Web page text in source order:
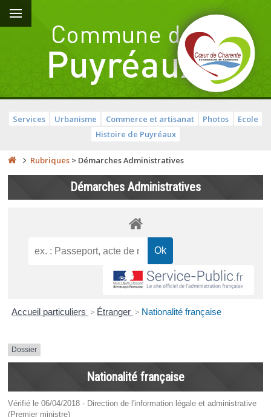
Services Urbanisme Commerce et artisanat Photos
Ecole
Histoire de Puyréaux
Rubriques > Démarches Administratives
Démarches Administratives
Accueil particuliers > Étranger > Nationalité française
Dossier
Nationalité française
Vérifié le 06/04/2018 - Direction de l'information légale et administrative
(Premier ministre)